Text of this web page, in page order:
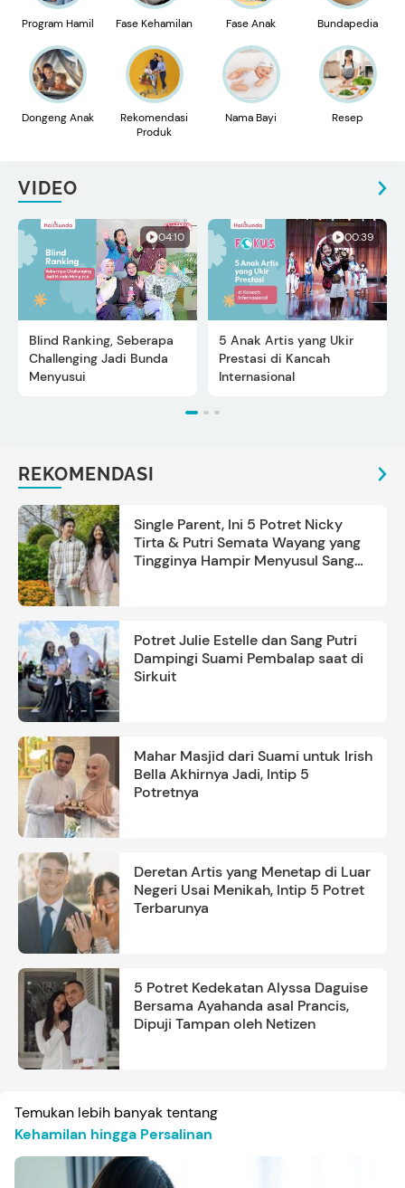
Program Hamil Fase Kehamilan Fase Anak Bundapedia
Dongeng Anak
Rekomendasi
Produk
Nama Bayi Resep
VIDEO
04:10
Blind Ranking, Seberapa
Challenging Jadi Bunda
Menyusui
00:39
5 Anak Artis yang Ukir
Prestasi di Kancah
Internasional
REKOMENDASI
Single Parent, Ini 5 Potret Nicky
Tirta & Putri Semata Wayang yang
Tingginya Hampir Menyusul Sang
Potret Julie Estelle dan Sang Putri
Dampingi Suami Pembalap saat di
Sirkuit
Mahar Masjid dari Suami untuk Irish
Bella Akhirnya Jadi, Intip 5
Potretnya
Deretan Artis yang Menetap di Luar
Negeri Usai Menikah, Intip 5 Potret
Terbarunya
5 Potret Kedekatan Alyssa Daguise
Bersama Ayahanda asal Prancis,
Dipuji Tampan oleh Netizen
Temukan lebih banyak tentang
Kehamilan hingga Persalinan